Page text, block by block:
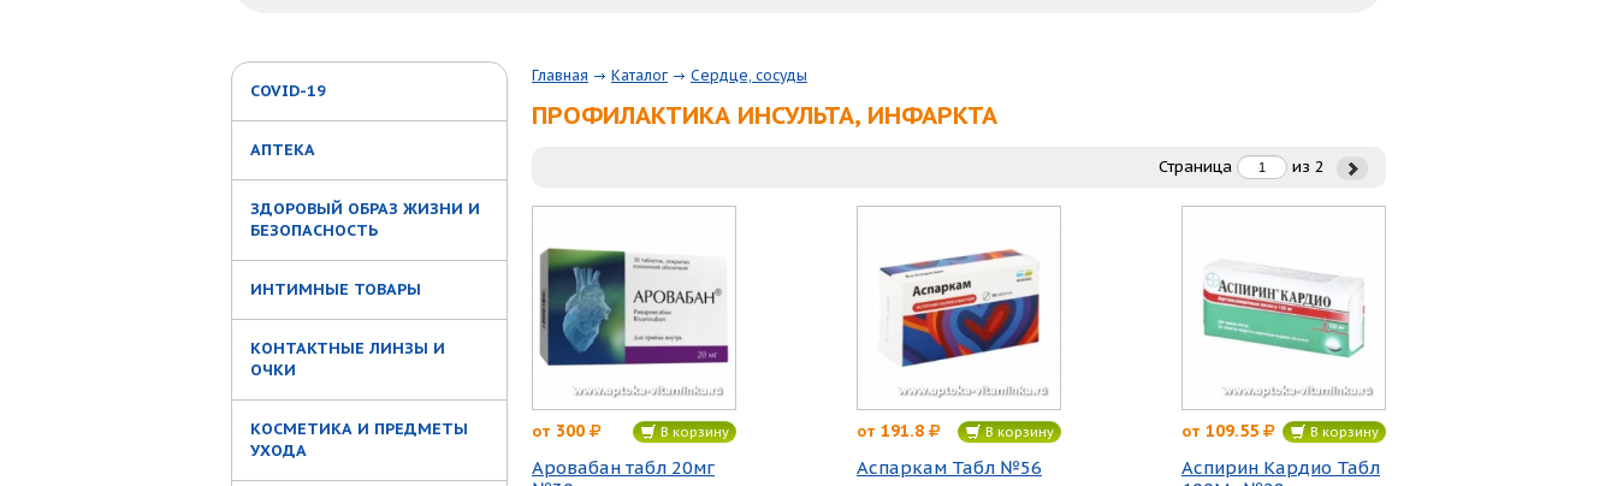
COVID-19
АПТЕКА
ЗДОРОВЫЙ ОБРАЗ ЖИЗНИ И
БЕЗОПАСНОСТЬ
ИНТИМНЫЕ ТОВАРЫ
КОНТАКТНЫЕ ЛИНЗЫ И
ОЧКИ
КОСМЕТИКА И ПРЕДМЕТЫ
УХОДА
Главная Каталог Сердце, сосуды
ПРОФИЛАКТИКА ИНСУЛЬТА, ИНФАРКТА
Страница из 2
от 300 В корзину
Аровабан табл 20мг
от 191.8 В корзину
Аспаркам Табл №56
от 109.55 В корзину
Аспирин Кардио Табл